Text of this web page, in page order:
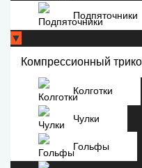
Подпяточники
▼
Компрессионный
Колготки
Чулки
Гольфы